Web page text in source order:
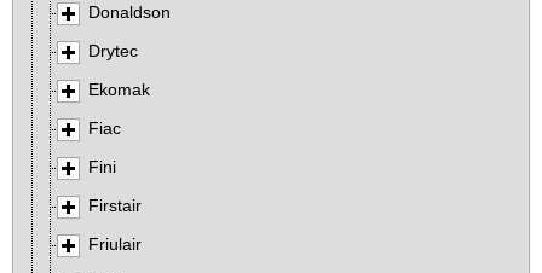
Donaldson
Drytec
Ekomak
Fiac
Fini
Firstair
Friulair